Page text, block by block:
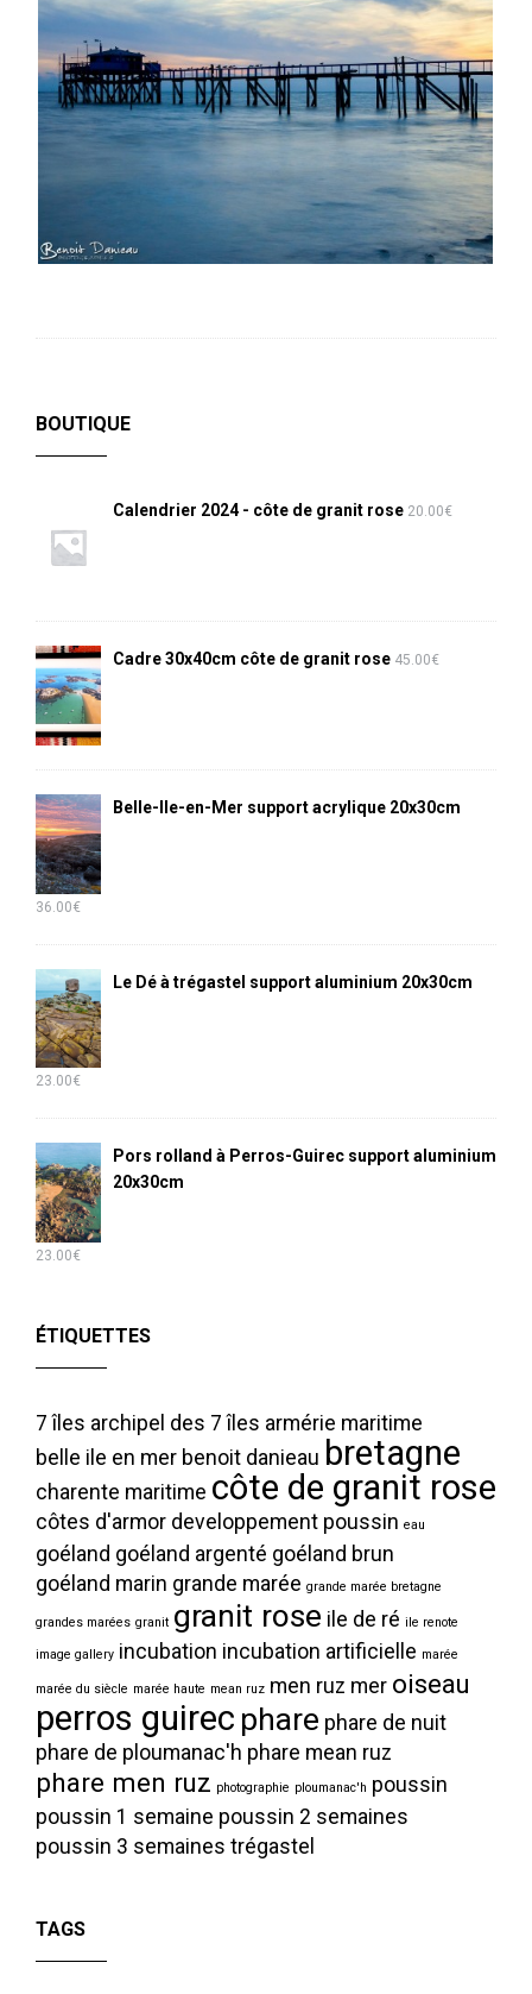
BOUTIQUE
Calendrier 2024 - côte de granit rose 20.00€
Cadre 30x40cm côte de granit rose 45.00€
Belle-Ile-en-Mer support acrylique 20x30cm
36.00€
Le Dé à trégastel support aluminium 20x30cm
23.00€
Pors rolland à Perros-Guirec support aluminium
20x30cm
23.00€
ÉTIQUETTES
7 îles archipel des 7 îles armérie maritime
belle ile en mer benoit danieau bretagne
charente maritime côte de granit rose
côtes d'armor developpement poussin eau
goéland goéland argenté goéland brun
goéland marin grande marée grande marée bretagne
grandes marées granit granit rose ile de ré ile renote
image gallery incubation incubation artificielle marée
marée du siècle marée haute mean ruz men ruz mer oiseau
perros guirec phare phare de nuit
phare de ploumanac'h phare mean ruz
phare men ruz photographie ploumanac'h poussin
poussin 1 semaine poussin 2 semaines
poussin 3 semaines trégastel
TAGS